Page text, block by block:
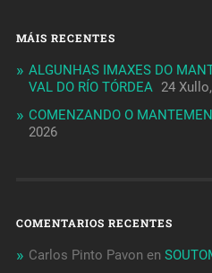
MÁIS RECENTES
ALGUNHAS IMAXES DO
VAL DO RÍO TÓRDEA
24
COMENZANDO O
2026
COMENTARIOS RECENTES
Carlos Pinto Pavon en